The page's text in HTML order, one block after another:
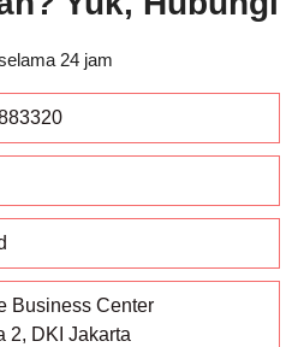
24 jam
Business Center
2, DKI Jakarta